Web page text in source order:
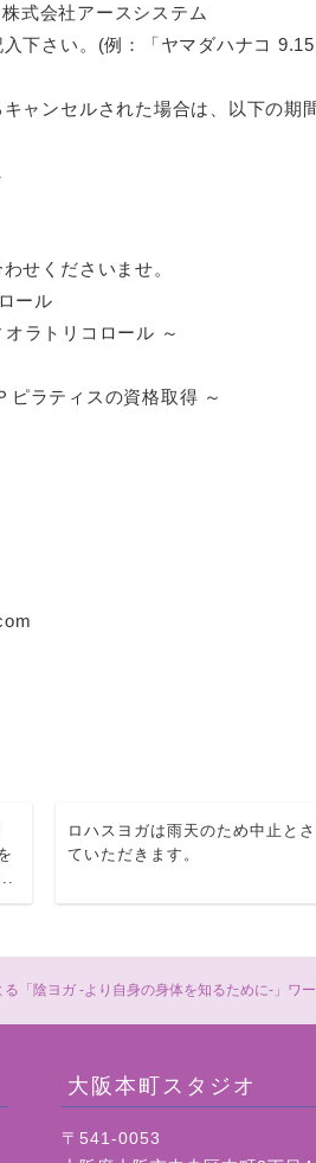
会社アースシステム
下さい。(例：「ヤマダハナコ
ャンセルされた場合は、以下の期
せくださいませ。
ール
ラトリコロール ～
ラティスの資格取得 ～
ロハスヨガは雨天のため中止と
ていただきます。
「陰ヨガ -より自身の身体を知るために-」ワ
大阪本町スタジオ
〒541-0053